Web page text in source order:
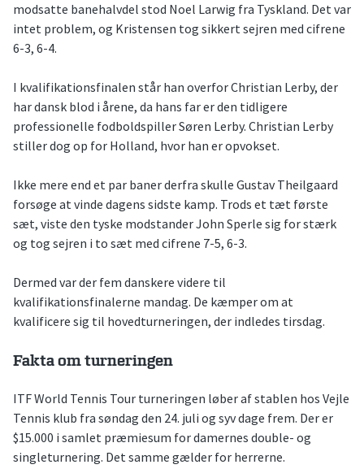
modsatte banehalvdel stod Noel Larwig fra Tyskland. Det var
intet problem, og Kristensen tog sikkert sejren med cifrene
6-3, 6-4.
I kvalifikationsfinalen står han overfor Christian Lerby, der
har dansk blod i årene, da hans far er den tidligere
professionelle fodboldspiller Søren Lerby. Christian Lerby
stiller dog op for Holland, hvor han er opvokset.
Ikke mere end et par baner derfra skulle Gustav Theilgaard
forsøge at vinde dagens sidste kamp. Trods et tæt første
sæt, viste den tyske modstander John Sperle sig for stærk
og tog sejren i to sæt med cifrene 7-5, 6-3.
Dermed var der fem danskere videre til
kvalifikationsfinalerne mandag. De kæmper om at
kvalificere sig til hovedturneringen, der indledes tirsdag.
Fakta om turneringen
ITF World Tennis Tour turneringen løber af stablen hos Vejle
Tennis klub fra søndag den 24. juli og syv dage frem. Der er
$15.000 i samlet præmiesum for damernes double- og
singleturnering. Det samme gælder for herrerne.